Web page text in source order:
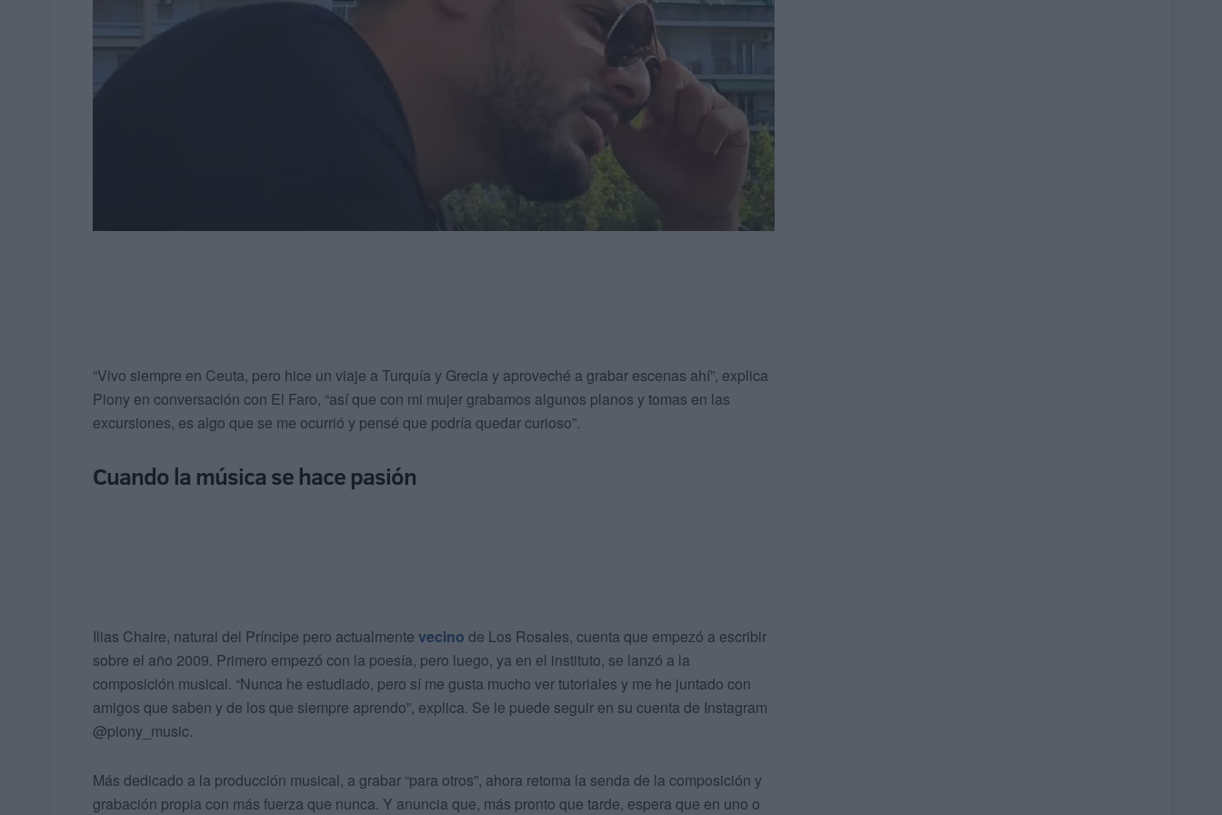
“Vivo siempre en Ceuta, pero hice un viaje a Turquía y Grecia y aproveché a grabar escenas ahí”, explica
Piony en conversación con El Faro, “así que con mi mujer grabamos algunos planos y tomas en las
excursiones, es algo que se me ocurrió y pensé que podría quedar curioso”.
Cuando la música se hace pasión
Ilias Chaire, natural del Príncipe pero actualmente vecino de Los Rosales, cuenta que empezó a escribir
sobre el año 2009. Primero empezó con la poesía, pero luego, ya en el instituto, se lanzó a la
composición musical. “Nunca he estudiado, pero sí me gusta mucho ver tutoriales y me he juntado con
amigos que saben y de los que siempre aprendo”, explica. Se le puede seguir en su cuenta de Instagram
@piony_music.
Más dedicado a la producción musical, a grabar “para otros”, ahora retoma la senda de la composición y
grabación propia con más fuerza que nunca. Y anuncia que, más pronto que tarde, espera que en uno o